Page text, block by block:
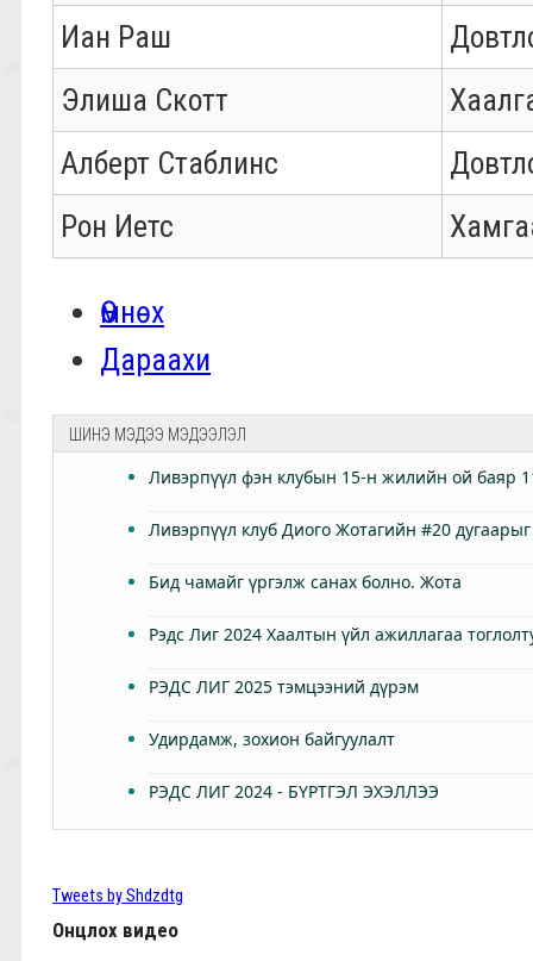
Иан Раш
Элиша Скотт
Алберт Стаблинс
Рон Иетс
Өмнөх
Дараахи
ШИНЭ МЭДЭЭ МЭДЭЭЛЭЛ
Ливэрпүүл фэн клубын 15-н жилийн ой баяр
Ливэрпүүл клуб Диого Жотагийн #20
Бид чамайг үргэлж санах болно. Жота
Рэдс Лиг 2024 Хаалтын үйл ажиллагаа
РЭДС ЛИГ 2025 тэмцээний дүрэм
Удирдамж, зохион байгуулалт
РЭДС ЛИГ 2024 - БҮРТГЭЛ ЭХЭЛЛЭЭ
ТББ-ын ээлжит Бүх гишүүдийн хурал
Tweets by Shdzdtg
Онцлох видео